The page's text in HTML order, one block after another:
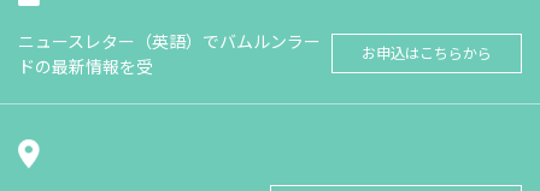
ニュースレター（英語）でバムルンラー
ドの最新情報を受
お申込はこちらから